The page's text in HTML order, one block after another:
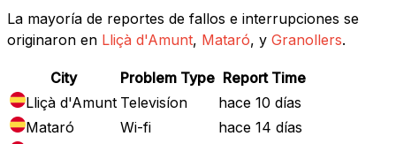
La mayoría de reportes de fallos e interrupciones se
originaron en Lliçà d'Amunt, Mataró, y Granollers.
City Problem Type Report Time
Lliçà d'Amunt Televisíon
hace 10 días
Mataró
Wi-fi
hace 14 días